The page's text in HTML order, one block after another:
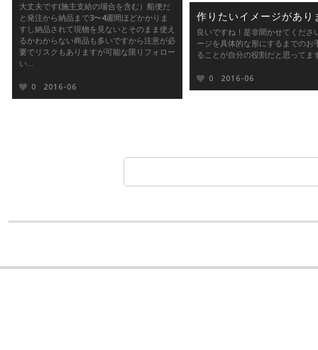
大丈夫です(施主支給の場合を含む）船便だ
と発注から納品まで3〜4週間ほどかかりま
すし納品されて現物を見ないとそのまま使え
るかわからない商品も多いですから注意が必
要でリスクもありますが可能な限りフォロー
い...
0 2016-06
作りたいイメージがあり
良いですね！是非聞かせてくださ
ージを具体的な形にするまでのお
ることが自分の役割だと思ってま
0 2016-06